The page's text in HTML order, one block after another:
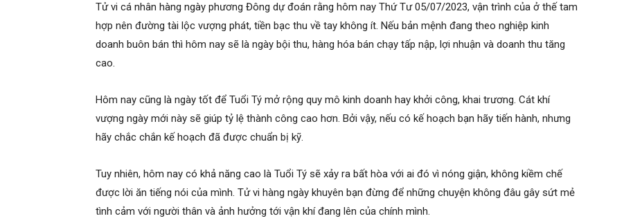
Tử vi cá nhân hàng ngày phương Đông dự đoán rằng hôm nay Thứ Tư 05/07/2023, vận trình của ở thế tam
hợp nên đường tài lộc vượng phát, tiền bạc thu về tay không ít. Nếu bản mệnh đang theo nghiệp kinh
doanh buôn bán thì hôm nay sẽ là ngày bội thu, hàng hóa bán chạy tấp nập, lợi nhuận và doanh thu tăng
cao.
Hôm nay cũng là ngày tốt để Tuổi Tý mở rộng quy mô kinh doanh hay khởi công, khai trương. Cát khí
vượng ngày mới này sẽ giúp tỷ lệ thành công cao hơn. Bởi vậy, nếu có kế hoạch bạn hãy tiến hành, nhưng
hãy chắc chắn kế hoạch đã được chuẩn bị kỹ.
Tuy nhiên, hôm nay có khả năng cao là Tuổi Tý sẽ xảy ra bất hòa với ai đó vì nóng giận, không kiềm chế
được lời ăn tiếng nói của mình. Tử vi hàng ngày khuyên bạn đừng để những chuyện không đâu gây sứt mẻ
tình cảm với người thân và ảnh hưởng tới vận khí đang lên của chính mình.